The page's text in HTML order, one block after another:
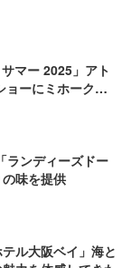
マー 2025」アト
ョーにミホーク＆
ランディーズドー
味を提供
ル大阪ベイ」海と